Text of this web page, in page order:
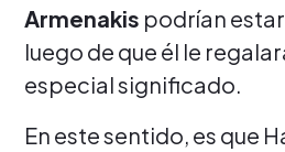
Armenakis podrían
luego de que él le
especial significado.
En este sentido, es que